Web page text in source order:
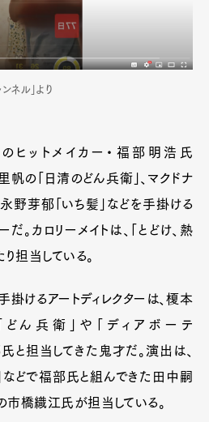
ネル」より
ヒットメイカー・福部明浩氏
帆の「日清のどん兵衛」、マクドナ
永野芽郁「いち髪」などを手掛ける
だ。カロリーメイトは、「とどけ、熱
担当している。
けるアートディレクターは、榎本
どん兵衛」や「ディアボーテ
と担当してきた鬼才だ。演出は、
」などで福部氏と組んできた田中嗣
市橋織江氏が担当している。